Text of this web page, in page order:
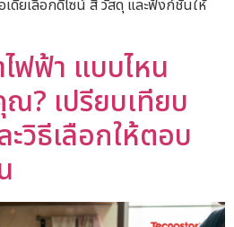
ดียเลือกดีไซน์ สี วัสดุ และฟังก์ชันให้
ฟฟ้า แบบไหน
? เปรียบเทียบ
วิธีเลือกให้ตอบ